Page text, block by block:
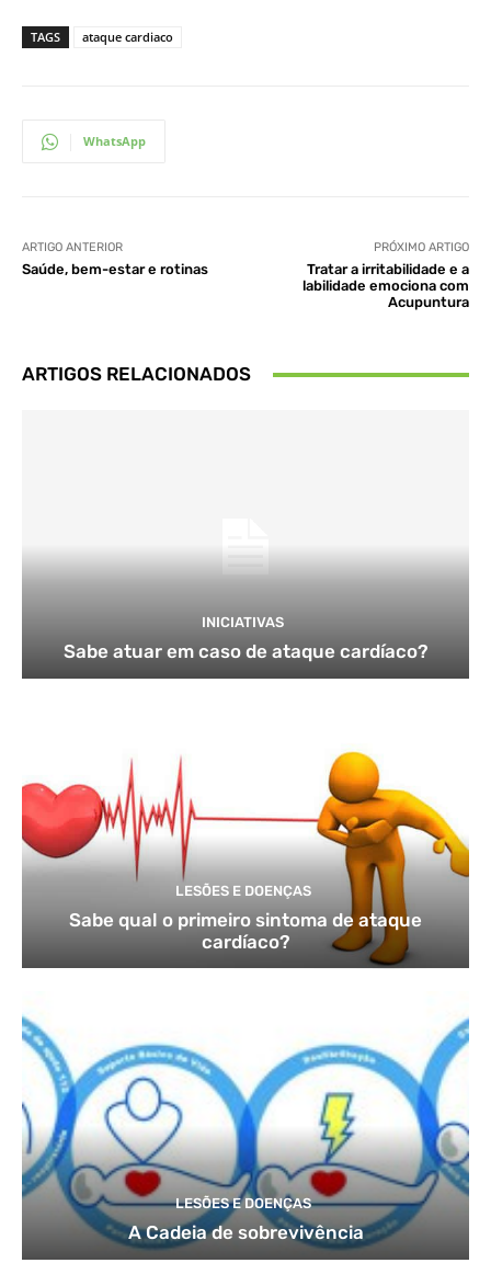
TAGS ataque cardiaco
WhatsApp
ARTIGO ANTERIOR
Saúde, bem-estar e rotinas
PRÓXIMO ARTIGO
Tratar a irritabilidade e a
labilidade emociona com
Acupuntura
ARTIGOS RELACIONADOS
INICIATIVAS
Sabe atuar em caso de ataque cardíaco?
LESÕES E DOENÇAS
Sabe qual o primeiro sintoma de ataque
cardíaco?
LESÕES E DOENÇAS
A Cadeia de sobrevivência